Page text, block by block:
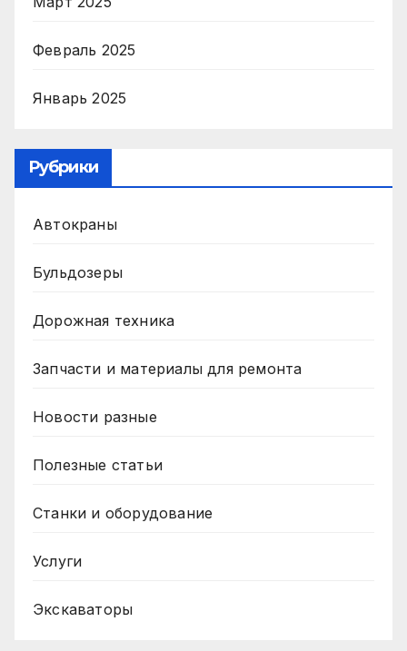
Февраль 2025
Январь 2025
Рубрики
Автокраны
Бульдозеры
Дорожная техника
Запчасти и материалы для ремонта
Новости разные
Полезные статьи
Станки и оборудование
Услуги
Экскаваторы